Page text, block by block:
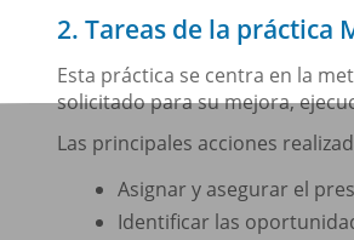
2. Tareas de la práctica
Esta práctica se centra en la
solicitado para su mejora,
Las principales acciones
Asignar y asegurar el
Identificar las